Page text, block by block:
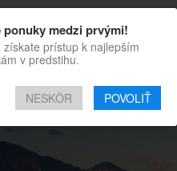
REGIÓNY
medzi prvými!
získate prístup k najlepším
v predstihu.
NESKÔR POVOLIŤ